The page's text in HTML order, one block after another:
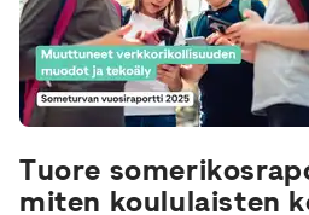
Tuore
miten koululaisten